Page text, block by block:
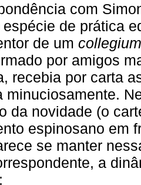
com
de prática
de um collegium
por amigos
recebia por carta
minuciosamente.
da novidade (o
espinosano em
se manter
a